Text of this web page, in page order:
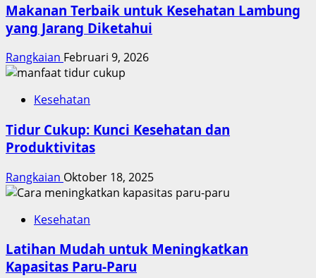
Makanan Terbaik untuk Kesehatan Lambung
yang Jarang Diketahui
Rangkaian Februari 9, 2026
Kesehatan
Tidur Cukup: Kunci Kesehatan dan
Produktivitas
Rangkaian Oktober 18, 2025
Kesehatan
Latihan Mudah untuk Meningkatkan
Kapasitas Paru-Paru